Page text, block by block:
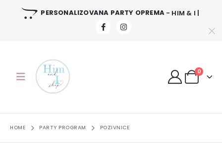
PERSONALIZOVANA PARTY OPREMA - HIM & I |
0
HOME PARTY PROGRAM POZIVNICE